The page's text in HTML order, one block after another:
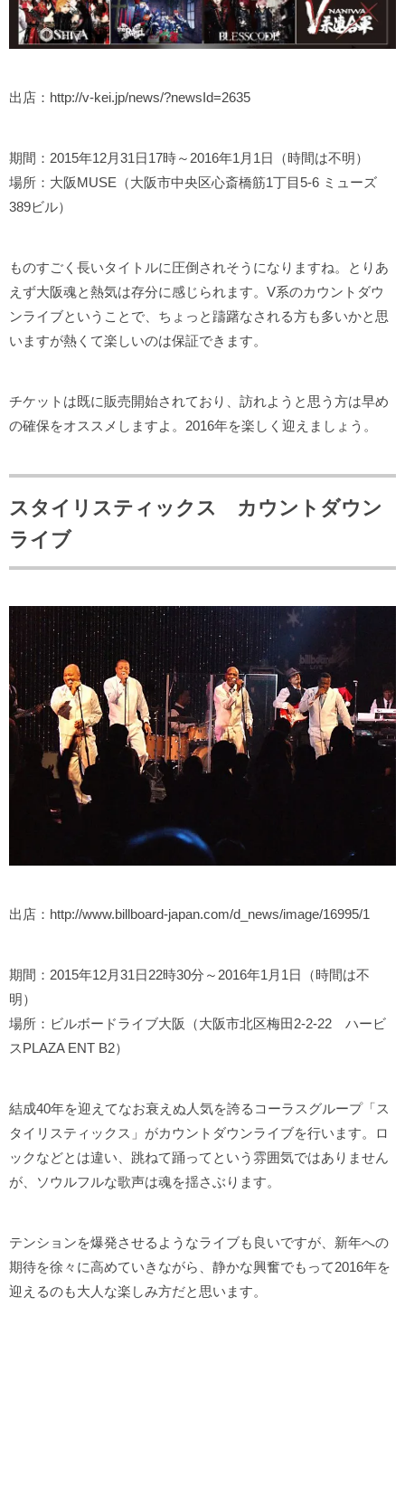
出店：http://v-kei.jp/news/?newsId=2635
期間：2015年12月31日17時～2016年1月1日（時間は不明）
場所：大阪MUSE（大阪市中央区心斎橋筋1丁目5-6 ミューズ
389ビル）
ものすごく長いタイトルに圧倒されそうになりますね。とりあ
えず大阪魂と熱気は存分に感じられます。V系のカウントダウ
ンライブということで、ちょっと躊躇なされる方も多いかと思
いますが熱くて楽しいのは保証できます。
チケットは既に販売開始されており、訪れようと思う方は早め
の確保をオススメしますよ。2016年を楽しく迎えましょう。
スタイリスティックス カウントダウン
ライブ
出店：http://www.billboard-japan.com/d_news/image/16995/1
期間：2015年12月31日22時30分～2016年1月1日（時間は不
明）
場所：ビルボードライブ大阪（大阪市北区梅田2-2-22 ハービ
スPLAZA ENT B2）
結成40年を迎えてなお衰えぬ人気を誇るコーラスグループ「ス
タイリスティックス」がカウントダウンライブを行います。ロ
ックなどとは違い、跳ねて踊ってという雰囲気ではありません
が、ソウルフルな歌声は魂を揺さぶります。
テンションを爆発させるようなライブも良いですが、新年への
期待を徐々に高めていきながら、静かな興奮でもって2016年を
迎えるのも大人な楽しみ方だと思います。